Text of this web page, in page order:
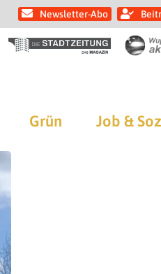
Newsletter-Abo
Grün Job &